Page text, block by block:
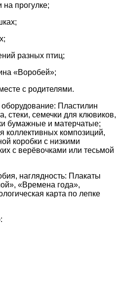
прогулке;
разных птиц;
«Воробей»;
с родителями.
Пластилин
стеки, семечки для клювиков,
бумажные и матерчатые;
коллективных композиций,
коробки с низкими
с верёвочками или тесьмой
наглядность: Плакаты
«Времена года»,
карта по лепке